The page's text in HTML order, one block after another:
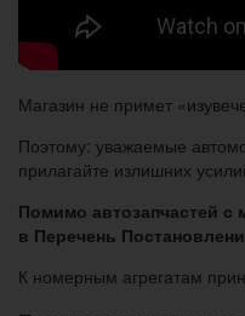
Магазин не примет
Поэтому: уважаемые
прилагайте излишних
Помимо автозапчастей с
в Перечень
К номерным агрегатам